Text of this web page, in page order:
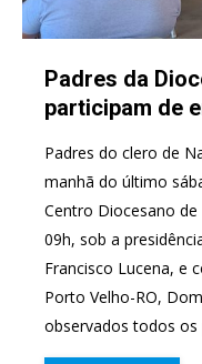
Padres da
participam de
Padres do clero de
manhã do último
Centro Diocesano de
09h, sob a
Francisco Lucena, e
Porto Velho-RO,
observados todos